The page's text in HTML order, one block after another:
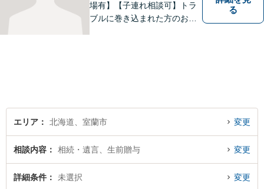
場有】【子連れ相談可】トラ
ブルに巻き込まれた方のお力
る
エリア 北海道、室蘭市 変更
相談内容 相続・遺言、生前贈与 変更
詳細条件 未選択 変更